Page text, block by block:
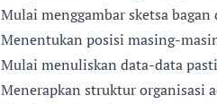
Mulai menggambar sketsa
Menentukan posisi masing-
Mulai menuliskan data-data
Menerapkan struktur organisasi